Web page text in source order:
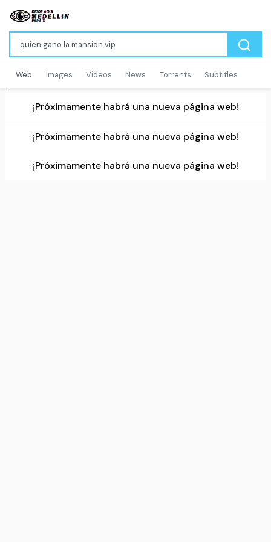
Web Images Videos News Torrents Subtitles
¡Próximamente habrá una nueva página web!
¡Próximamente habrá una nueva página web!
¡Próximamente habrá una nueva página web!